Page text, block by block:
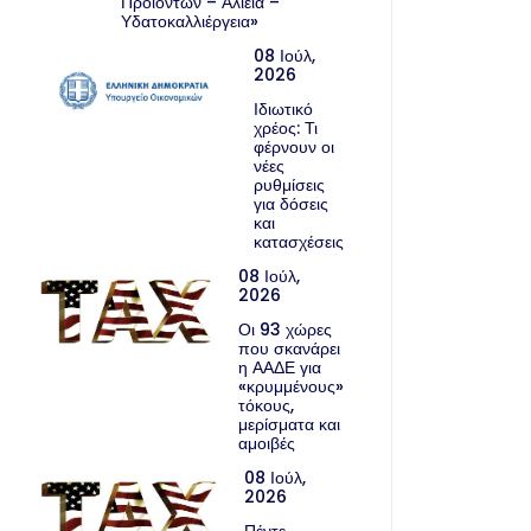
Υδατοκαλλιέργεια»
08 Ιούλ,
2026
Ιδιωτικό
χρέος: Τι
φέρνουν οι
νέες
ρυθμίσεις
για δόσεις
και
κατασχέσεις
08 Ιούλ,
2026
Οι 93 χώρες
που σκανάρει
η ΑΑΔΕ για
«κρυμμένους»
τόκους,
μερίσματα και
αμοιβές
08 Ιούλ,
2026